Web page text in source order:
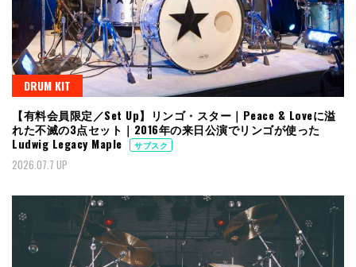
DRUM KIT
【有料会員限定／Set Up】リンゴ・スター｜Peace & Loveに溢
れた不滅の3点セット｜2016年の来日公演でリンゴが使った
Ludwig Legacy Maple
サブスク
2026.07.7 UP